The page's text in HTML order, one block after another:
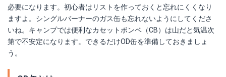
必要になります。初心者はリストを作っておくと忘れにくくなり
ますよ。シングルバーナーのガス缶も忘れないようにしてくださ
いね。キャンプでは便利なカセットボンベ（CB）は山だと気温次
第で不安定になります。できるだけOD缶を準備しておきましょ
う。